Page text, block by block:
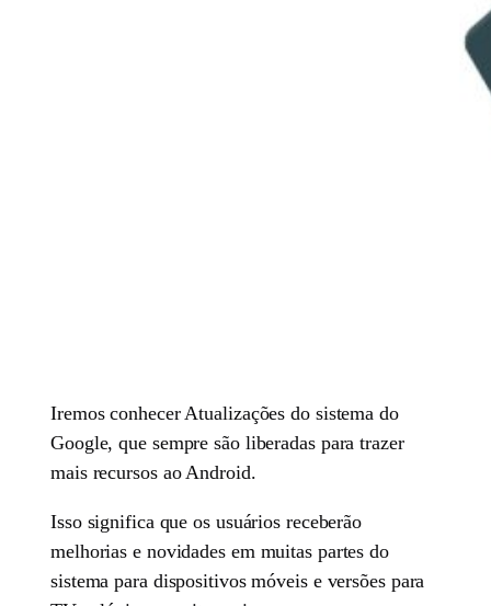
Iremos conhecer Atualizações do sistema do
Google, que sempre são liberadas para trazer
mais recursos ao Android.
Isso significa que os usuários receberão
melhorias e novidades em muitas partes do
sistema para dispositivos móveis e versões para